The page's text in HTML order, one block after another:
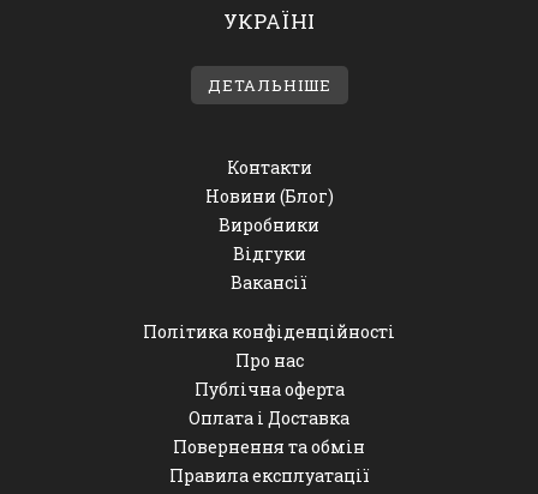
УКРАЇНІ
ДЕТАЛЬНІШЕ
Контакти
Новини (Блог)
Виробники
Відгуки
Вакансії
Політика конфіденційності
Про нас
Публічна оферта
Оплата і Доставка
Повернення та обмін
Правила експлуатації